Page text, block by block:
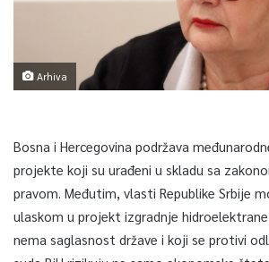
Arhiva
Bosna i Hercegovina podržava
projekte koji su urađeni u skladu sa
pravom. Međutim, vlasti Republike Srbije
ulaskom u projekt izgradnje
nema saglasnost države i koji se protivi